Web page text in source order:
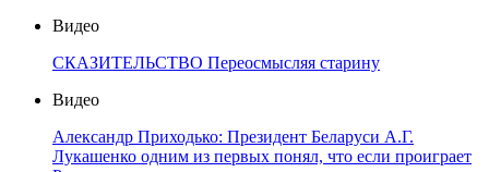
Видео
СКАЗИТЕЛЬСТВО Переосмысляя старину
Видео
Александр Приходько: Президент Беларуси А.Г.
Лукашенко одним из первых понял, что если проиграет